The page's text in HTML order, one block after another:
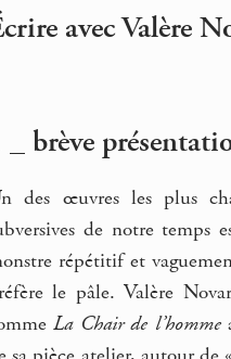
avec Valère
_ brève
des œuvres les plus
de notre temps
répétitif et
le pâle. Valère
La Chair de l’homme